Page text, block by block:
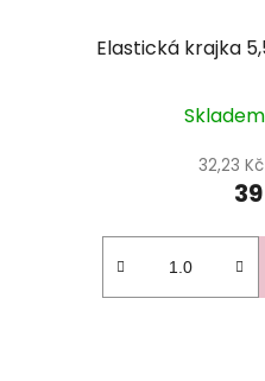
Elastická krajka
Skladem
32,23